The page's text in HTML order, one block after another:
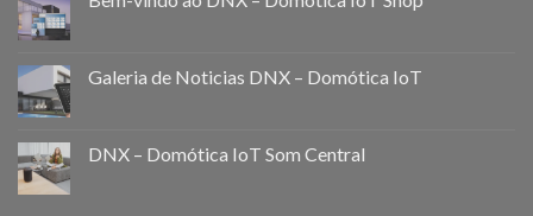
Galeria de Noticias DNX – Domótica IoT
DNX – Domótica IoT Som Central